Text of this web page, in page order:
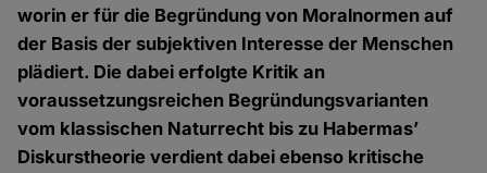
worin er für die Begründung von Moralnormen auf
der Basis der subjektiven Interesse der Menschen
plädiert. Die dabei erfolgte Kritik an
voraussetzungsreichen Begründungsvarianten
vom klassischen Naturrecht bis zu Habermas’
Diskurstheorie verdient dabei ebenso kritische